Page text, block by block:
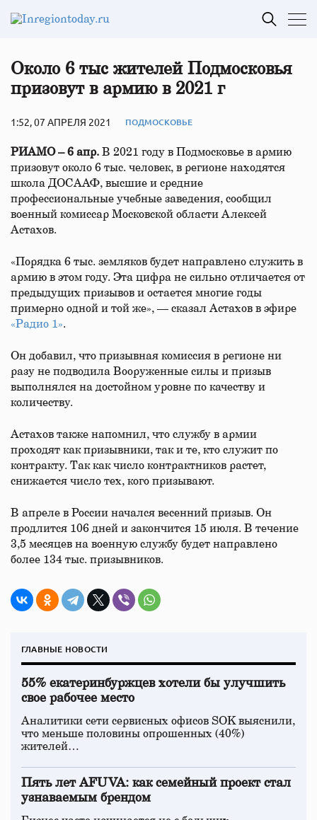
Около 6 тыс жителей Подмосковья
призовут в армию в 2021 г
1:52, 07 АПРЕЛЯ 2021 ПОДМОСКОВЬЕ
РИАМО – 6 апр. В 2021 году в Подмосковье в армию
призовут около 6 тыс. человек, в регионе находятся
школа ДОСААФ, высшие и средние
профессиональные учебные заведения, сообщил
военный комиссар Московской области Алексей
Астахов.
«Порядка 6 тыс. земляков будет направлено служить в
армию в этом году. Эта цифра не сильно отличается от
предыдущих призывов и остается многие годы
примерно одной и той же», — сказал Астахов в эфире
«Радио 1».
Он добавил, что призывная комиссия в регионе ни
разу не подводила Вооруженные силы и призыв
выполнялся на достойном уровне по качеству и
количеству.
Астахов также напомнил, что службу в армии
проходят как призывники, так и те, кто служит по
контракту. Так как число контрактников растет,
снижается число тех, кого призывают.
В апреле в России начался весенний призыв. Он
продлится 106 дней и закончится 15 июля. В течение
3,5 месяцев на военную службу будет направлено
более 134 тыс. призывников.
ГЛАВНЫЕ НОВОСТИ
55% екатеринбуржцев хотели бы улучшить
свое рабочее место
Аналитики сети сервисных офисов SOK выяснили,
что меньше половины опрошенных (40%)
жителей…
Пять лет AFUVA: как семейный проект стал
узнаваемым брендом